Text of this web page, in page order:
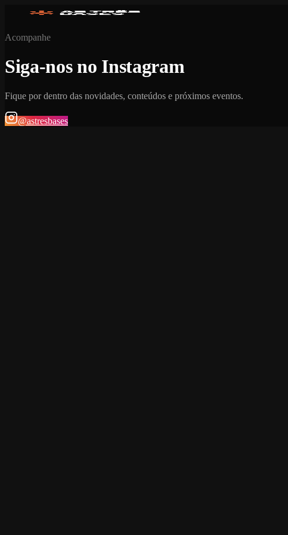
Acompanhe
Siga-nos no Instagram
Fique por dentro das novidades, conteúdos e próximos eventos.
@astresbases